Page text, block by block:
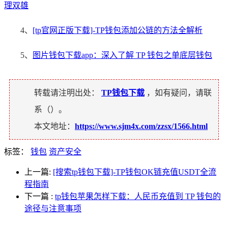
理双雄
4、 [tp官网正版下载]-TP钱包添加公链的方法全解析
5、 图片钱包下载app：深入了解 TP 钱包之单底层钱包
转载请注明出处： TP钱包下载 ，如有疑问，请联
系（）。
本文地址： https://www.sjm4x.com/zzsx/1566.html
标签： 钱包 资产安全
上一篇: [搜索tp钱包下载]-TP钱包OK链充值USDT全流
程指南
下一篇 : tp钱包苹果怎样下载：人民币充值到 TP 钱包的
途径与注意事项